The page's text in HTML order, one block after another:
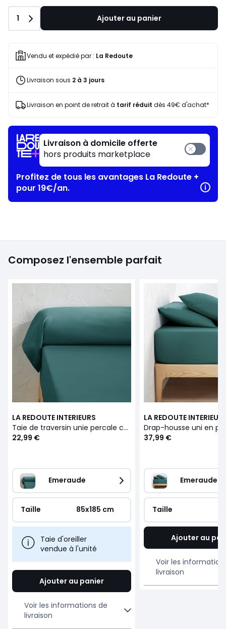
Quantité
1 Ajouter au panier
Vendu et expédié par : La Redoute
Livraison sous 2 à 3 jours
Livraison en point de retrait à tarif réduit dès 49€ d'achat*
Livraison à domicile offerte
hors produits marketplace
Profitez de tous les avantages La Redoute +
pour 19€/an.
Composez l'ensemble parfait
LA REDOUTE INTERIEURS
Taie de traversin unie percale coton bio Scenario
22,99 €
Emeraude
Taille 85x185 cm
Taie d'oreiller
vendue à l'unité
Ajouter au panier
Voir les informations de
livraison
LA REDOUTE
37,99 €
Emeraude
Taille
Ajouter au
Voir les
livraison